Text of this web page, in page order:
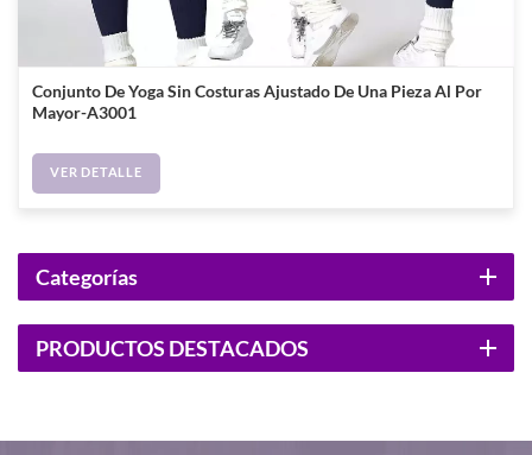
Conjunto De Yoga Sin Costuras Ajustado De Una Pieza Al Por
Mayor-A3001
VER DETALLE
Categorías
PRODUCTOS DESTACADOS